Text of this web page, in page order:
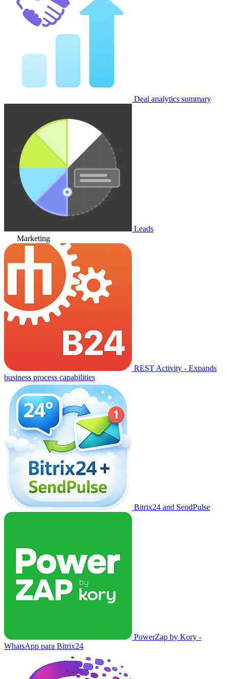
Deal analytics summary
Leads
Marketing
REST Activity - Expands
business process capabilities
Bitrix24 and SendPulse
PowerZap by Kory -
WhatsApp para Bitrix24